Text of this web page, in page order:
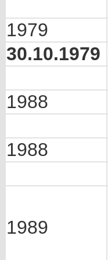
1979
30.10.1979
1988
1988
1989